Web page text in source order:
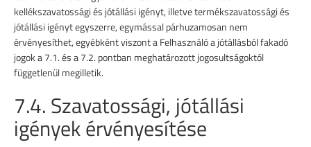
kellékszavatossági és jótállási igényt, illetve termékszavatossági és
jótállási igényt egyszerre, egymással párhuzamosan nem
érvényesíthet, egyébként viszont a Felhasználó a jótállásból fakadó
jogok a 7.1. és a 7.2. pontban meghatározott jogosultságoktól
függetlenül megilletik.
7.4. Szavatossági, jótállási
igények érvényesítése